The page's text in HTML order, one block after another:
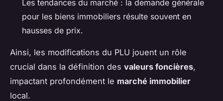
Les tendances du marché : la demande générale
pour les biens immobiliers résulte souvent en
hausses de prix.
Ainsi, les modifications du PLU jouent un rôle
crucial dans la définition des valeurs foncières,
impactant profondément le marché immobilier
local.